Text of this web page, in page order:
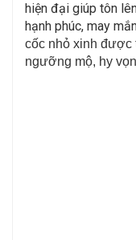
hiện đại giúp tôn
hạnh phúc, may
cốc nhỏ xinh được
ngưỡng mộ, hy